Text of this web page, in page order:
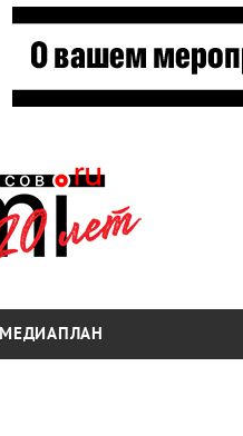
МЕДИАПЛАН